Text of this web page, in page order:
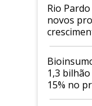
Rio
novos
1,3
15% no
de 2026